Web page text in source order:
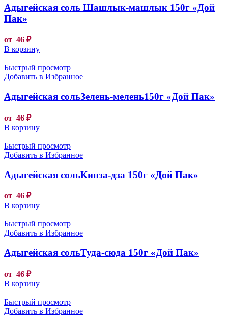
Адыгейская соль Шашлык-машлык 150г «Дой
Пак»
от 46 ₽
В корзину
Быстрый просмотр
Добавить в Избранное
Адыгейская сольЗелень-мелень150г «Дой Пак»
от 46 ₽
В корзину
Быстрый просмотр
Добавить в Избранное
Адыгейская сольКинза-дза 150г «Дой Пак»
от 46 ₽
В корзину
Быстрый просмотр
Добавить в Избранное
Адыгейская сольТуда-сюда 150г «Дой Пак»
от 46 ₽
В корзину
Быстрый просмотр
Добавить в Избранное